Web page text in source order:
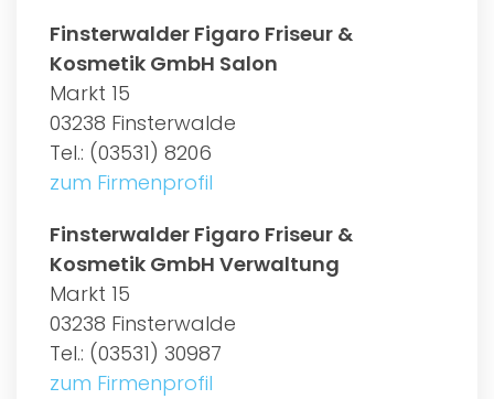
Finsterwalder Figaro Friseur &
Kosmetik GmbH Salon
Markt 15
03238 Finsterwalde
Tel.: (03531) 8206
zum Firmenprofil
Finsterwalder Figaro Friseur &
Kosmetik GmbH Verwaltung
Markt 15
03238 Finsterwalde
Tel.: (03531) 30987
zum Firmenprofil